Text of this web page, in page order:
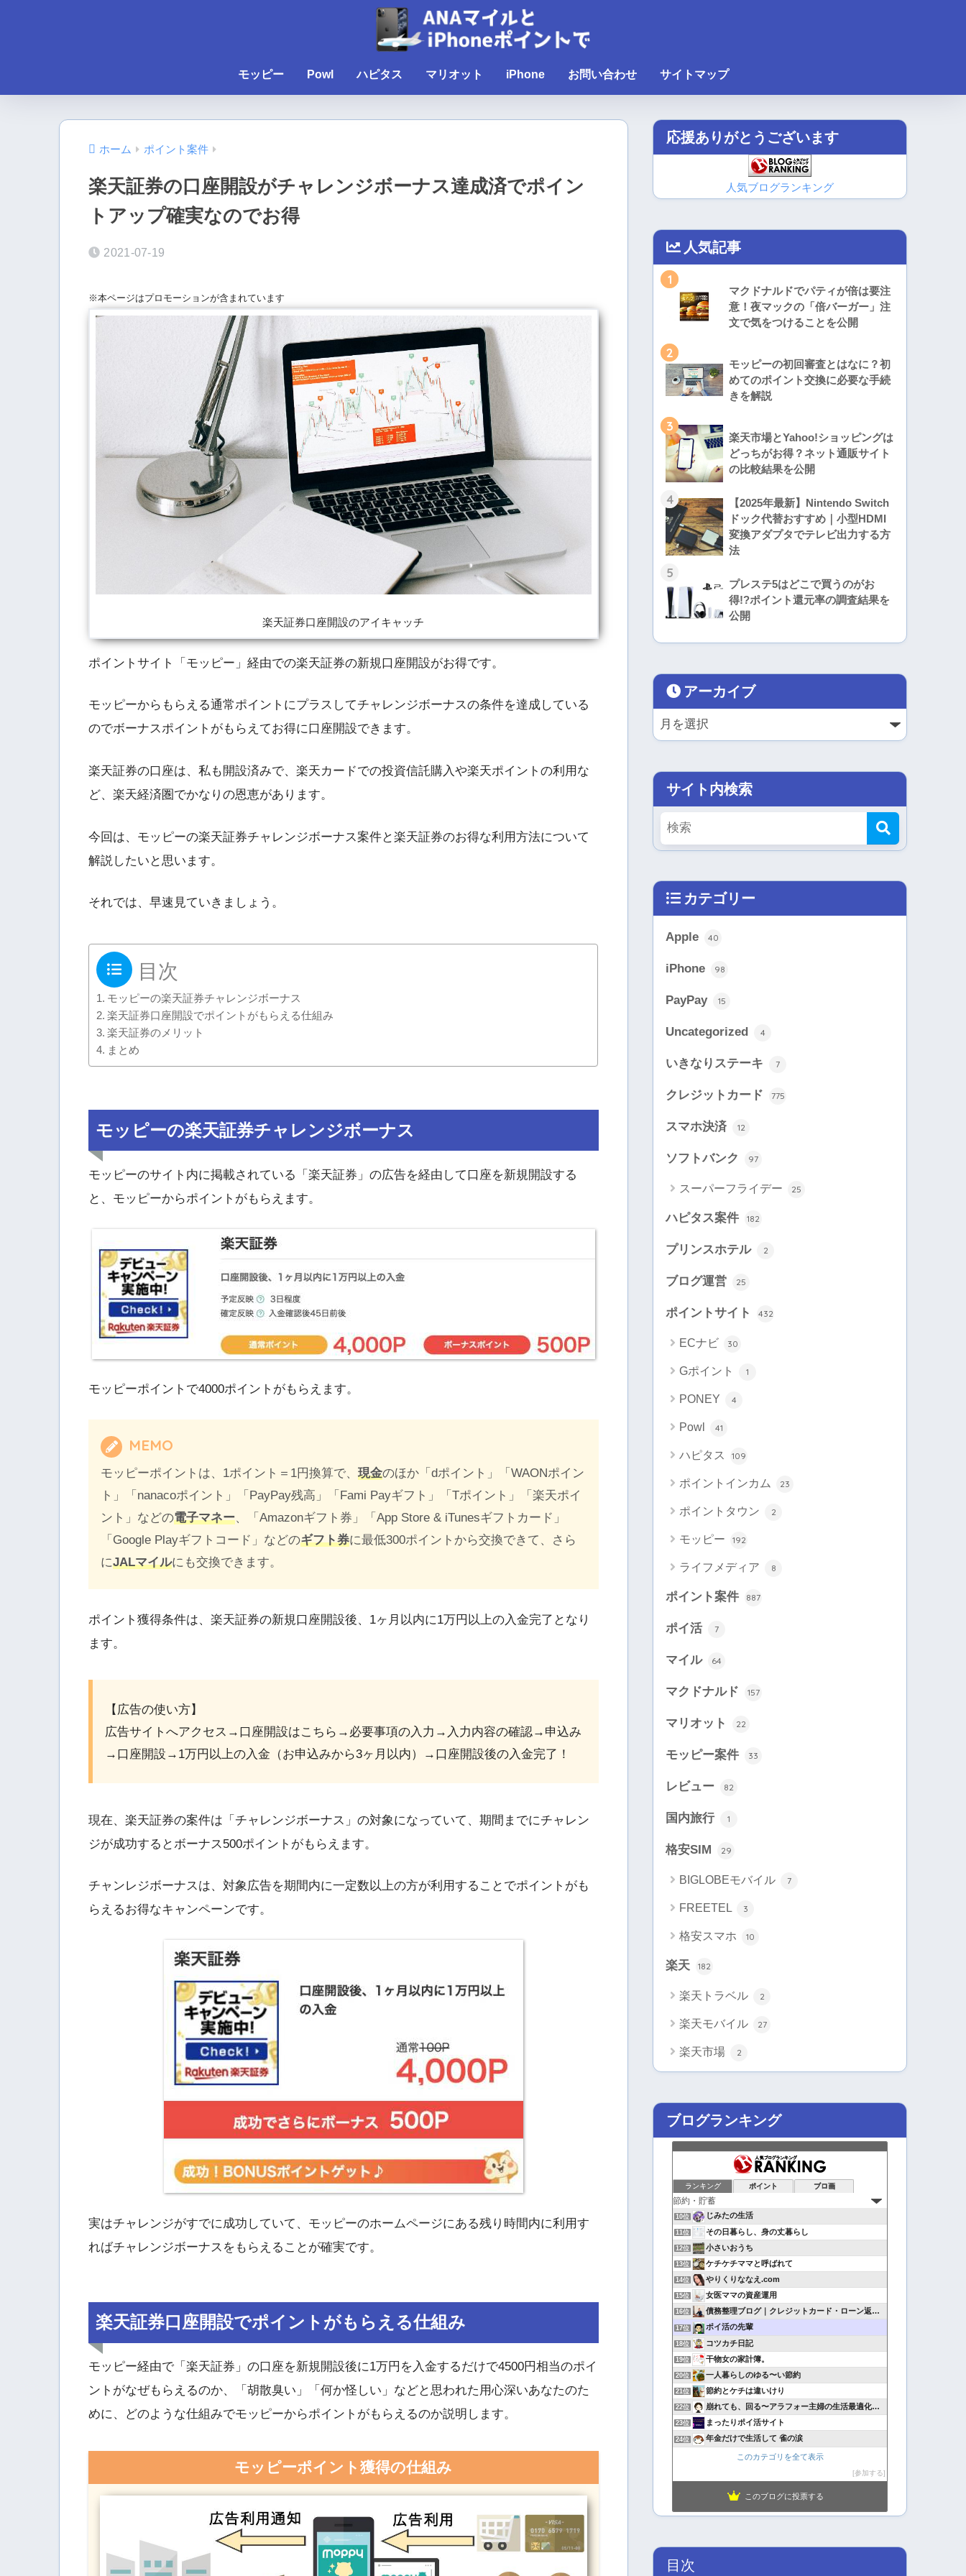
モッピー Powl ハピタス マリオット iPhone お問い合わせ サイトマップ
ホーム ポイント案件
楽天証券の口座開設がチャレンジボーナス達成済でポイン
トアップ確実なのでお得
2021-07-19
※本ページはプロモーションが含まれています
楽天証券口座開設のアイキャッチ
ポイントサイト「モッピー」経由での楽天証券の新規口座開設がお得です。
モッピーからもらえる通常ポイントにプラスしてチャレンジボーナスの条件を達成している
のでボーナスポイントがもらえてお得に口座開設できます。
楽天証券の口座は、私も開設済みで、楽天カードでの投資信託購入や楽天ポイントの利用な
ど、楽天経済圏でかなりの恩恵があります。
今回は、モッピーの楽天証券チャレンジボーナス案件と楽天証券のお得な利用方法について
解説したいと思います。
それでは、早速見ていきましょう。
目次
モッピーの楽天証券チャレンジボーナス
楽天証券口座開設でポイントがもらえる仕組み
楽天証券のメリット
まとめ
モッピーの楽天証券チャレンジボーナス
モッピーのサイト内に掲載されている「楽天証券」の広告を経由して口座を新規開設する
と、モッピーからポイントがもらえます。
モッピーポイントで4000ポイントがもらえます。
MEMO
モッピーポイントは、1ポイント＝1円換算で、現金のほか「dポイント」「WAONポイン
ト」「nanacoポイント」「PayPay残高」「Fami Payギフト」「Tポイント」「楽天ポイ
ント」などの電子マネー、「Amazonギフト券」「App Store & iTunesギフトカード」
「Google Playギフトコード」などのギフト券に最低300ポイントから交換できて、さら
にJALマイルにも交換できます。
ポイント獲得条件は、楽天証券の新規口座開設後、1ヶ月以内に1万円以上の入金完了となり
ます。
【広告の使い方】
広告サイトへアクセス→口座開設はこちら→必要事項の入力→入力内容の確認→申込み
→口座開設→1万円以上の入金（お申込みから3ヶ月以内）→口座開設後の入金完了！
現在、楽天証券の案件は「チャレンジボーナス」の対象になっていて、期間までにチャレン
ジが成功するとボーナス500ポイントがもらえます。
チャンレジボーナスは、対象広告を期間内に一定数以上の方が利用することでポイントがも
らえるお得なキャンペーンです。
実はチャレンジがすでに成功していて、モッピーのホームページにある残り時間内に利用す
ればチャレンジボーナスをもらえることが確実です。
楽天証券口座開設でポイントがもらえる仕組み
モッピー経由で「楽天証券」の口座を新規開設後に1万円を入金するだけで4500円相当のポイ
ントがなぜもらえるのか、「胡散臭い」「何か怪しい」などと思われた用心深いあなたのた
めに、どのような仕組みでモッピーからポイントがもらえるのか説明します。
モッピーポイント獲得の仕組み
応援ありがとうございます
人気ブログランキング
人気記事
1
マクドナルドでパティが倍は要注
意！夜マックの「倍バーガー」注
文で気をつけることを公開
2
モッピーの初回審査とはなに？初
めてのポイント交換に必要な手続
きを解説
3
楽天市場とYahoo!ショッピングは
どっちがお得？ネット通販サイト
の比較結果を公開
4
【2025年最新】Nintendo Switch
ドック代替おすすめ｜小型HDMI
変換アダプタでテレビ出力する方
法
5
プレステ5はどこで買うのがお
得!?ポイント還元率の調査結果を
公開
アーカイブ
サイト内検索
カテゴリー
Apple 40
iPhone 98
PayPay 15
Uncategorized 4
いきなりステーキ 7
クレジットカード 775
スマホ決済 12
ソフトバンク 97
スーパーフライデー 25
ハピタス案件 182
プリンスホテル 2
ブログ運営 25
ポイントサイト 432
ECナビ 30
Gポイント 1
PONEY 4
Powl 41
ハピタス 109
ポイントインカム 23
ポイントタウン 2
モッピー 192
ライフメディア 8
ポイント案件 887
ポイ活 7
マイル 64
マクドナルド 157
マリオット 22
モッピー案件 33
レビュー 82
国内旅行 1
格安SIM 29
BIGLOBEモバイル 7
FREETEL 3
格安スマホ 10
楽天 182
楽天トラベル 2
楽天モバイル 27
楽天市場 2
ブログランキング
ランキング ポイント ブロ画
10位 じみたの生活
11位 その日暮らし、身の丈暮らし
12位 小さいおうち
13位 ケチケチママと呼ばれて
14位 やりくりななえ.com
15位 女医ママの資産運用
16位 債務整理ブログ｜クレジットカード・ローン返済で悩んでいる方へ
17位 ポイ活の先輩
18位 コツカチ日記
19位 干物女の家計簿。
20位 一人暮らしのゆる〜い節約
21位 節約とケチは違いけり
22位 崩れても、回る〜アラフォー主婦の生活最適化日記
23位 まったりポイ活サイト
24位 年金だけで生活して 雀の涙
このカテゴリを全て表示
参加する
このブログに投票する
目次